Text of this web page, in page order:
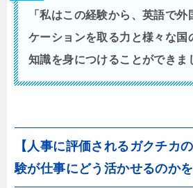
「私はこの経験から、英語で
ケーションを取る力と様々な国
知識を身につけることができま
【人事に評価されるガクチカ
験が仕事にどう活かせるのか